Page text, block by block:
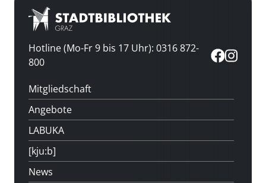
Hotline (Mo-Fr 9 bis 17 Uhr): 0316 872-
800
Mitgliedschaft
Angebote
LABUKA
[kju:b]
News